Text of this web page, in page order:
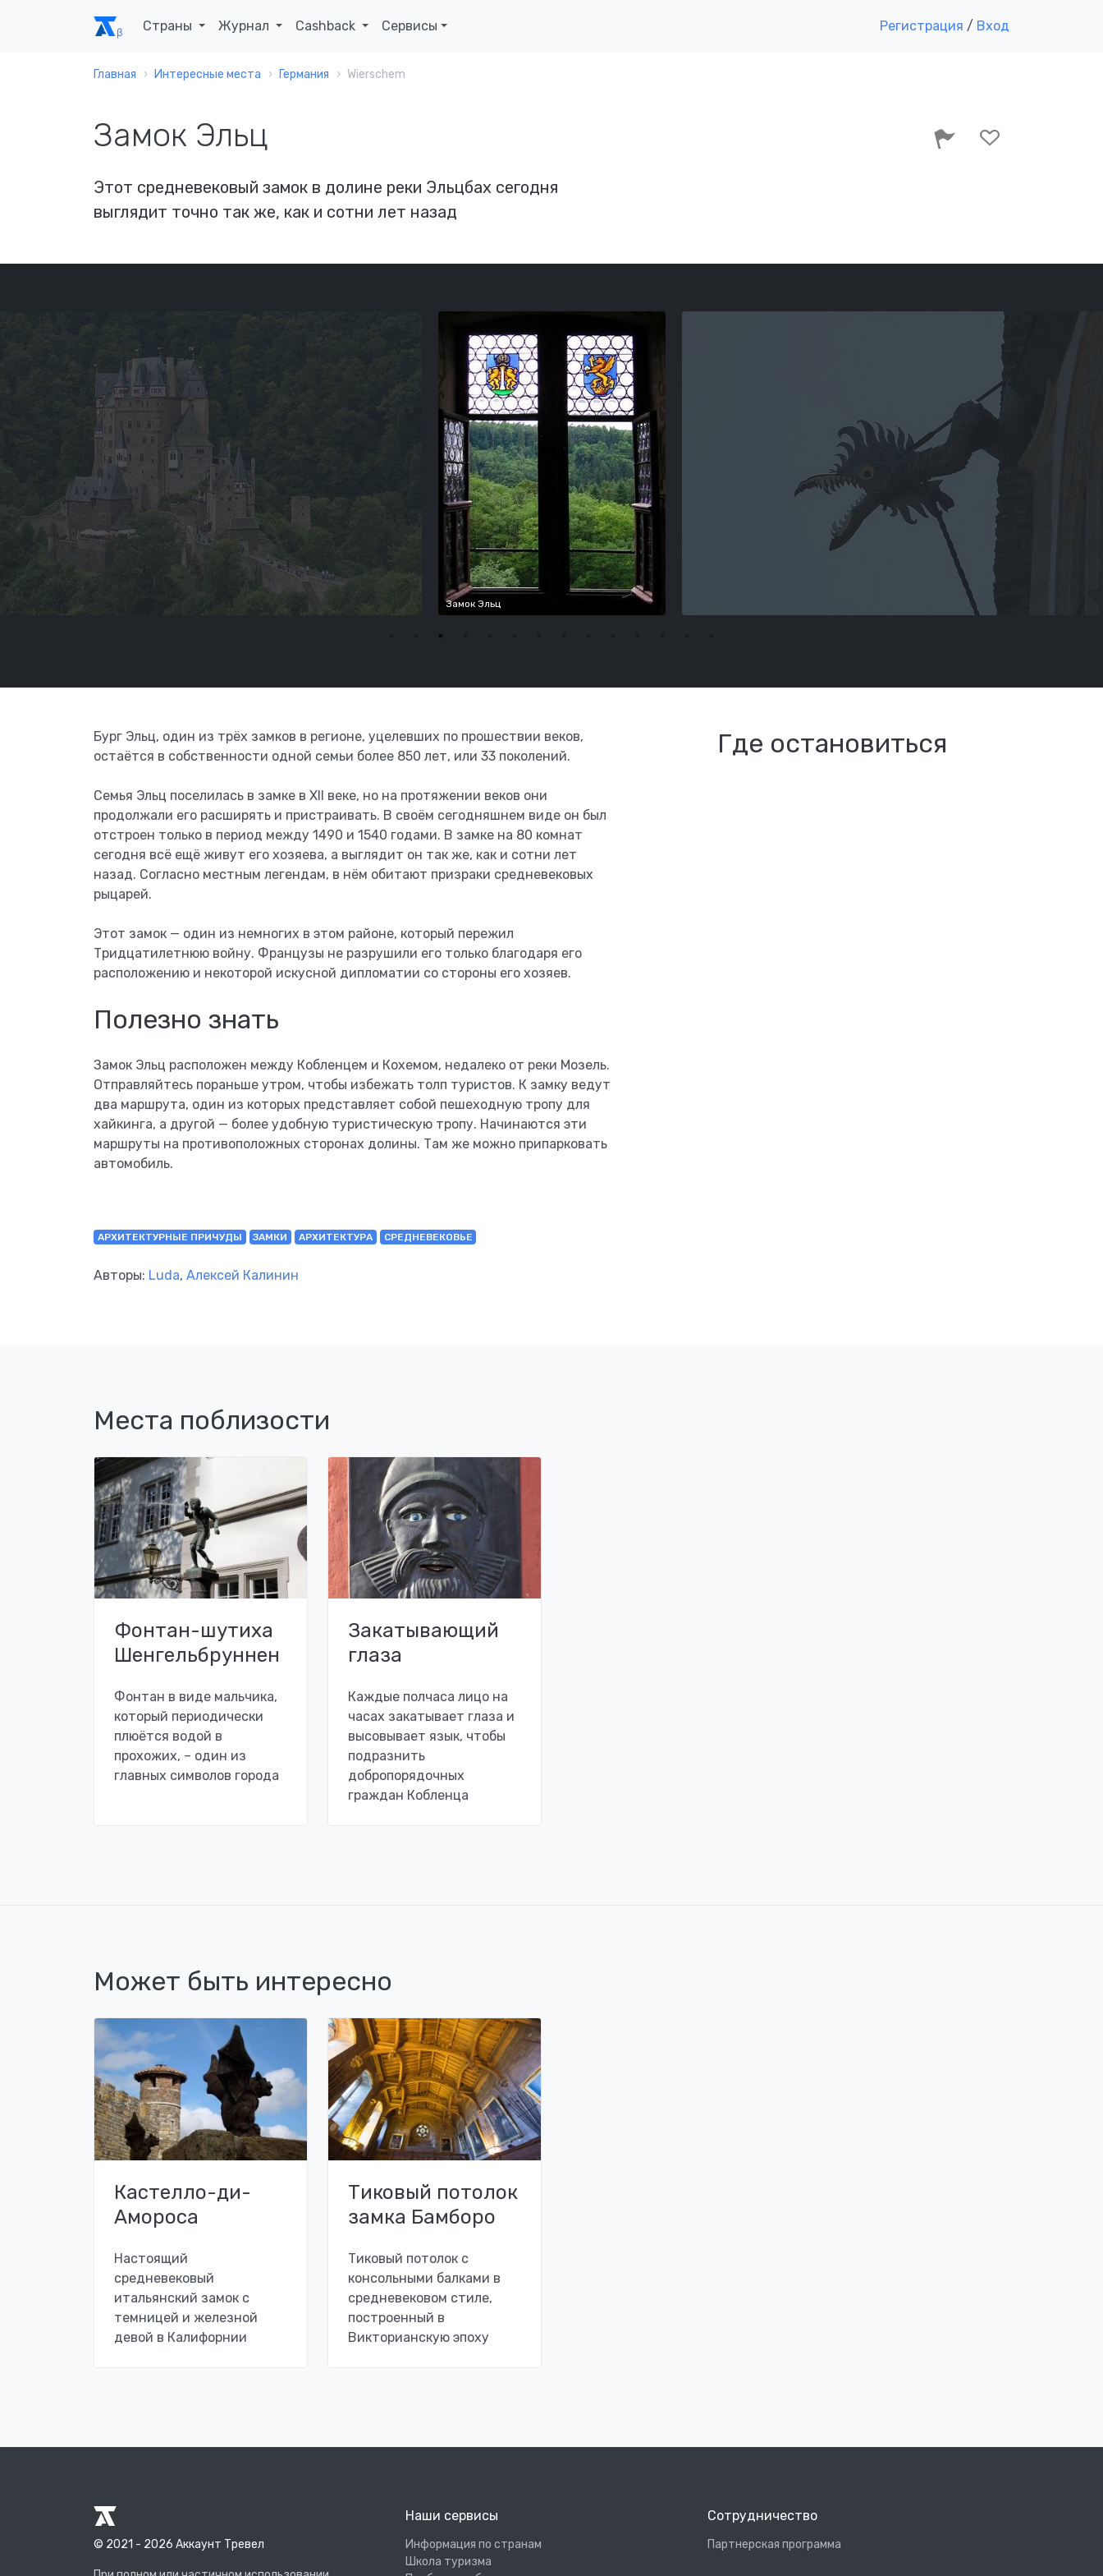
Страны Журнал Cashback Сервисы Регистрация / Вход
Главная Интересные места Германия Wierschem
Замок Эльц
Этот средневековый замок в долине реки Эльцбах сегодня
выглядит точно так же, как и сотни лет назад
Замок Эльц
Бург Эльц, один из трёх замков в регионе, уцелевших по прошествии веков,
остаётся в собственности одной семьи более 850 лет, или 33 поколений.
Семья Эльц поселилась в замке в XII веке, но на протяжении веков они
продолжали его расширять и пристраивать. В своём сегодняшнем виде он был
отстроен только в период между 1490 и 1540 годами. В замке на 80 комнат
сегодня всё ещё живут его хозяева, а выглядит он так же, как и сотни лет
назад. Согласно местным легендам, в нём обитают призраки средневековых
рыцарей.
Этот замок — один из немногих в этом районе, который пережил
Тридцатилетнюю войну. Французы не разрушили его только благодаря его
расположению и некоторой искусной дипломатии со стороны его хозяев.
Полезно знать
Замок Эльц расположен между Кобленцем и Кохемом, недалеко от реки Мозель.
Отправляйтесь пораньше утром, чтобы избежать толп туристов. К замку ведут
два маршрута, один из которых представляет собой пешеходную тропу для
хайкинга, а другой — более удобную туристическую тропу. Начинаются эти
маршруты на противоположных сторонах долины. Там же можно припарковать
автомобиль.
АРХИТЕКТУРНЫЕ ПРИЧУДЫ ЗАМКИ АРХИТЕКТУРА СРЕДНЕВЕКОВЬЕ
Авторы: Luda, Алексей Калинин
Где остановиться
Места поблизости
Фонтан-шутиха
Шенгельбруннен
Фонтан в виде мальчика,
который периодически
плюётся водой в
прохожих, – один из
главных символов города
Закатывающий
глаза
Каждые полчаса лицо на
часах закатывает глаза и
высовывает язык, чтобы
подразнить
добропорядочных
граждан Кобленца
Может быть интересно
Кастелло-ди-
Амороса
Настоящий
средневековый
итальянский замок с
темницей и железной
девой в Калифорнии
Тиковый потолок
замка Бамборо
Тиковый потолок с
консольными балками в
средневековом стиле,
построенный в
Викторианскую эпоху
Наши сервисы
Информация по странам
Школа туризма
Сотрудничество
Партнерская программа
© 2021 - 2026 Аккаунт Тревел